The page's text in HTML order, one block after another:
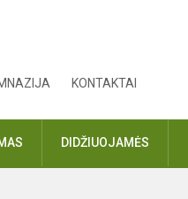
KONTAKTAI
DIDŽIUOJAMĖS